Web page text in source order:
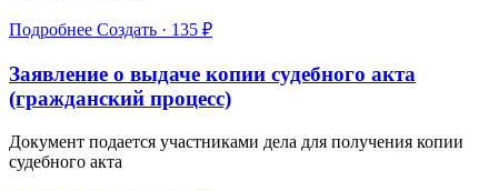
Подробнее Создать · 135 ₽
Заявление о выдаче копии судебного акта
(гражданский процесс)
Документ подается участниками дела для получения копии
судебного акта